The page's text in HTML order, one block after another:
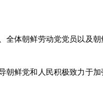
体朝鲜劳动党党员以及朝
鲜党和人民积极致力于